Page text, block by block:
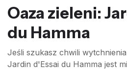
Oaza zieleni:
du Hamma
Jeśli szukasz chwili
Jardin d'Essai du Hamma jest